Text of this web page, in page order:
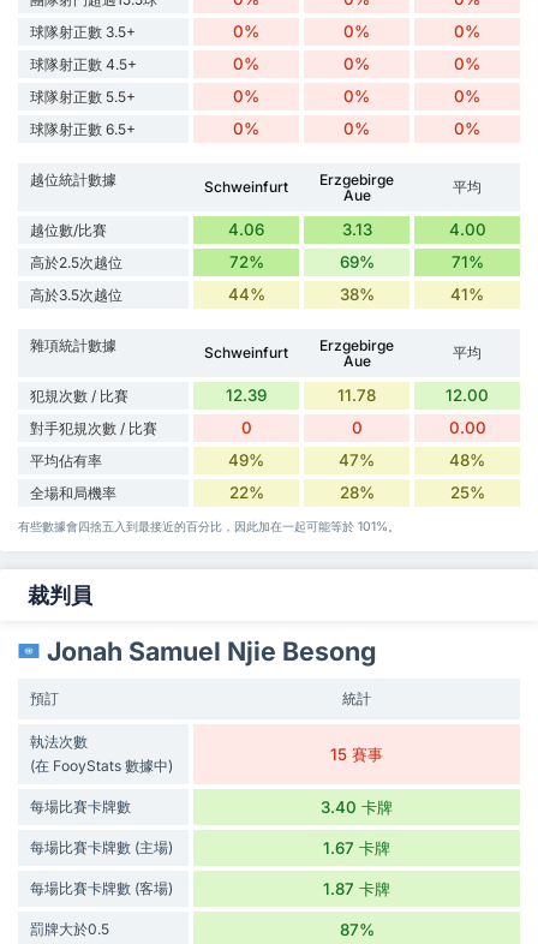
球隊射正數 3.5+ 0% 0% 0%
球隊射正數 4.5+ 0% 0% 0%
球隊射正數 5.5+ 0% 0% 0%
球隊射正數 6.5+ 0% 0% 0%
越位統計數據 Schweinfurt
Erzgebirge
Aue
平均
越位數/比賽 4.06 3.13 4.00
高於2.5次越位 72% 69% 71%
高於3.5次越位 44% 38% 41%
雜項統計數據 Schweinfurt
Erzgebirge
Aue
平均
犯規次數 / 比賽 12.39 11.78 12.00
對手犯規次數 / 比賽 0 0 0.00
平均佔有率 49% 47% 48%
全場和局機率 22% 28% 25%
有些數據會四捨五入到最接近的百分比，因此加在一起可能等於 101%。
裁判員
Jonah Samuel Njie Besong
預訂 統計
執法次數
(在 FooyStats 數據中)
15 賽事
每場比賽卡牌數 3.40 卡牌
每場比賽卡牌數 (主場) 1.67 卡牌
每場比賽卡牌數 (客場) 1.87 卡牌
罰牌大於0.5 87%